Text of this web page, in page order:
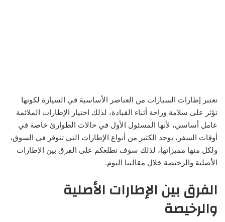
تعتبر إطارات السيارات من العناصر الأساسية في السيارة لكونها
تؤثر على سلامة وراحة أثناء القيادة، لذلك اختيار الإطارات الملائمة
عامل أساسي، لأنها المسئول الأول في حالات الطوارئ خاصة في
أوقات السفر، يوجد الكثير من أنواع الإطارات التي تتوفر في السوق،
ولكل منها مميزاتها، لذلك سوف نطلعكم على الفرق بين الإطارات
الأصلية والرخيصة خلال مقالتنا اليوم.
الفرق بين الإطارات الأصلية
والرخيصة